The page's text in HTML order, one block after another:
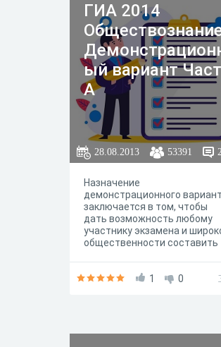
ГИА 2014
ый вариант
А
28.08.2013 53391
Назначение
демонстрационного
заключается в том, чтобы
дать возможность любому
участнику экзамена и
общественности составить
заданий, их форме, уровне
1 0